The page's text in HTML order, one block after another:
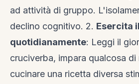
ad attività di gruppo.
declino cognitivo. 2. Esercita
quotidianamente: Leggi il
cruciverba, impara qualcosa
cucinare una ricetta diversa